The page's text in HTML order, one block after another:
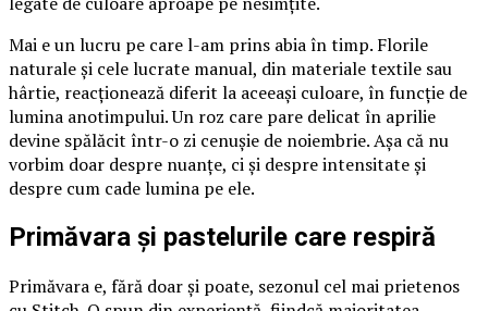
Mai e un lucru pe care l-am prins abia în timp. Florile
naturale și cele lucrate manual, din materiale textile sau
hârtie, reacționează diferit la aceeași culoare, în funcție de
lumina anotimpului. Un roz care pare delicat în aprilie
devine spălăcit într-o zi cenușie de noiembrie. Așa că nu
vorbim doar despre nuanțe, ci și despre intensitate și
despre cum cade lumina pe ele.
Primăvara și pastelurile care respiră
Primăvara e, fără doar și poate, sezonul cel mai prietenos